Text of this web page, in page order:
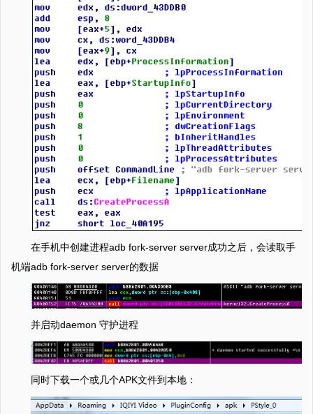
在手机中创建进程adb fork-server server成功之后，会读取手
机端adb fork-server server的数据
并启动daemon 守护进程
同时下载一个或几个APK文件到本地：